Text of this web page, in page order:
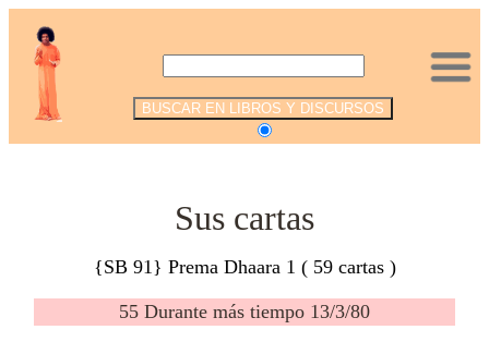
Sus cartas
{SB 91} Prema Dhaara 1 ( 59 cartas )
55 Durante más tiempo 13/3/80